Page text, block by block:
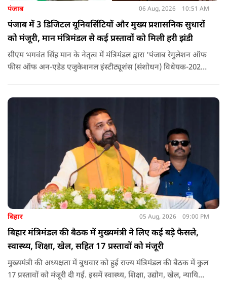
पंजाब 06 Aug, 2026 10:51 AM
पंजाब में 3 डिजिटल यूनिवर्सिटियों और मुख्य प्रशासनिक सुधारों
को मंजूरी, मान मंत्रिमंडल से कई प्रस्तावों को मिली हरी झंडी
सीएम भगवंत सिंह मान के नेतृत्व में मंत्रिमंडल द्वारा 'पंजाब रेगुलेशन ऑफ
फीस ऑफ अन-एडेड एजुकेशनल इंस्टीट्यूशंस (संशोधन) विधेयक-2026'
अन्य प्रस्तावों को भी मंजूरी दी गई है.
बिहार 05 Aug, 2026 09:00 PM
बिहार मंत्रिमंडल की बैठक में मुख्यमंत्री ने लिए कई बड़े फैसले,
स्वास्थ्य, शिक्षा, खेल, सहित 17 प्रस्तावों को मंजूरी
मुख्यमंत्री की अध्यक्षता में बुधवार को हुई राज्य मंत्रिमंडल की बैठक में कुल
17 प्रस्तावों को मंजूरी दी गई. इसमें स्वास्थ्य, शिक्षा, उद्योग, खेल, न्यायिक